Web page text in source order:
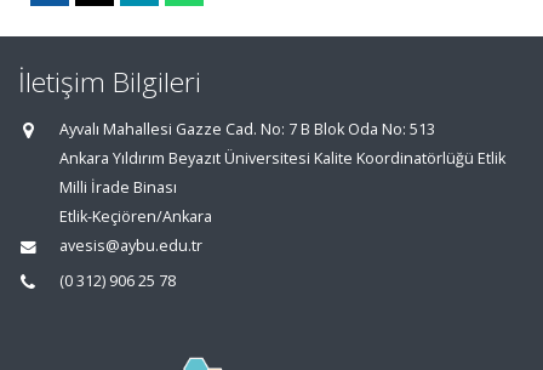
İletişim Bilgileri
Ayvalı Mahallesi Gazze Cad. No: 7 B Blok Oda No: 513
Ankara Yıldırım Beyazıt Üniversitesi Kalite Koordinatörlüğü Etlik
Milli İrade Binası
Etlik-Keçiören/Ankara
avesis@aybu.edu.tr
(0 312) 906 25 78